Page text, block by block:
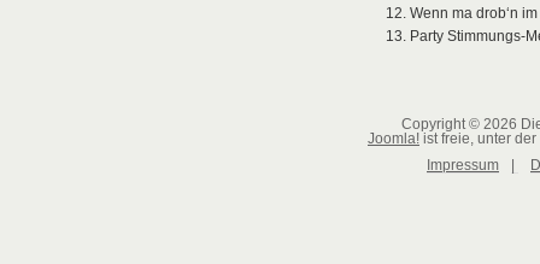
12. Wenn ma drob‘n
13. Party Stimmungs-
Copyright © 2026
Joomla! ist freie, unter der
Impressum